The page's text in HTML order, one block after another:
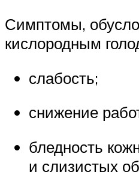
Симптомы,
кислородным
слабость;
снижение
бледность
и слизистых